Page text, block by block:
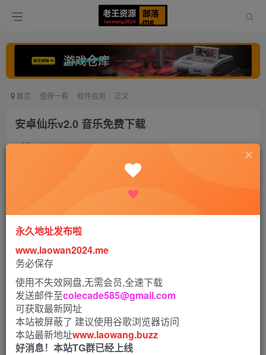
首页 值得一看 软件应用 正文
安卓仙乐v2.0 音乐免费下载
老王 打赏
软件介绍
原魔音、音乐狂出品的安卓音乐下载应用，聚合各大音乐平
台网站搜索接口，免费在线试听及下载全网付费歌曲、版权
音乐、无损音质歌曲。免费无广告，音乐源可以选择搜索接
口，支持批量下载，登录同步歌单、在线试听悬浮小球、显
示歌词界面写真轮播、保存写真背景图。
永久地址发布啦
www.laowan2024.me
务必保存
使用不失效网盘,无需会员,全速下载
发送邮件至colecade585@gmail.com
可获取最新网址
本站被屏蔽了 建议使用谷歌浏览器访问
本站最新地址www.laowang.buzz
好消息！本站TG群已经上线